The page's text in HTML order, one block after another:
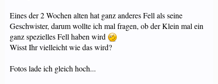
Eines der 2 Wochen alten hat ganz anderes Fell als seine
Geschwister, darum wollte ich mal fragen, ob der Klein mal ein
ganz spezielles Fell haben wird
Wisst Ihr vielleicht wie das wird?
Fotos lade ich gleich hoch...